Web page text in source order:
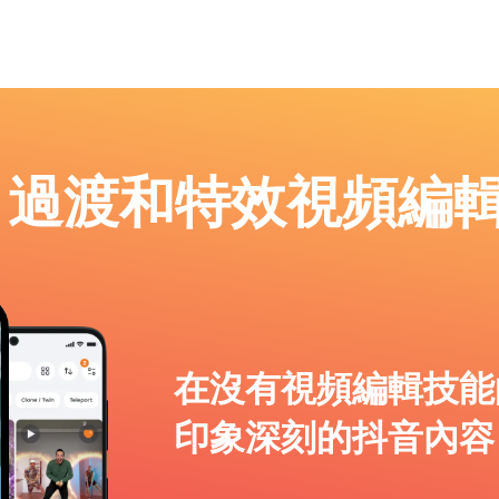
渡和特效視頻編
在沒有視頻編輯技
印象深刻的抖音內